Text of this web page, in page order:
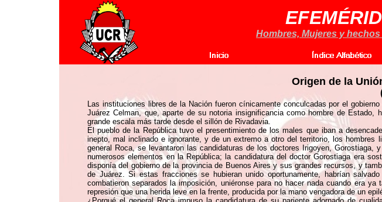
Hombres, Mujeres y
Origen de la
Las instituciones libres de la Nación fueron cínicamente conculcadas por el
Juárez Celman, que, aparte de su notoria insignificancia como hombre de
grande escala más tarde desde el sillón de Rivadavia.
El pueblo de la República tuvo el presentimiento de los males que iban a
inepto, mal inclinado e ignorante, y de un extremo a otro del territorio, los
general Roca, se levantaron las candidaturas de los doctores Irigoyen,
numerosos elementos en la República; la candidatura del doctor Gorostiaga era
disponía del gobierno de la provincia de Buenos Aires y sus grandes recursos, y
de Juárez. Si estas fracciones se hubieran unido oportunamente, habrían
combatieron separados la imposición, uniéronse para no hacer nada cuando era
represión que una herida leve en la frente, producida por la mano vengadora de un